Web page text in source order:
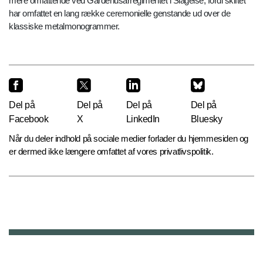
har omfattet en lang række ceremonielle genstande ud over de
klassiske metalmonogrammer.
Del på
Facebook
Del på
X
Del på
LinkedIn
Del på
Bluesky
Når du deler indhold på sociale medier forlader du hjemmesiden og
er dermed ikke længere omfattet af vores privatlivspolitik.